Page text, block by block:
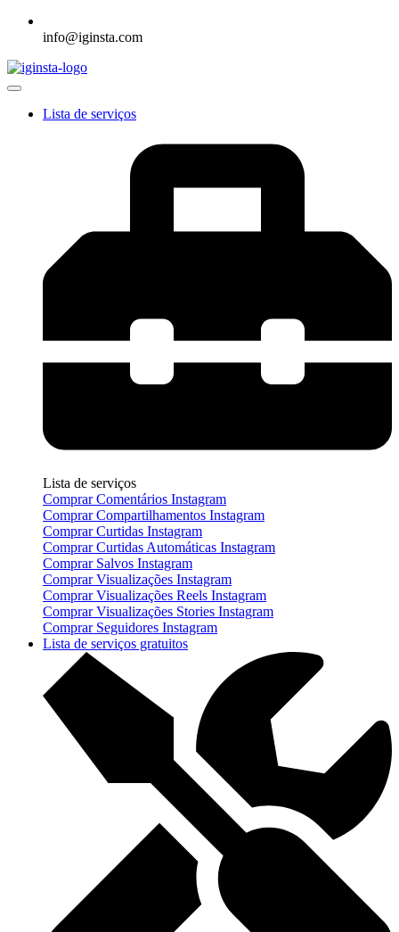
info@iginsta.com
Lista de serviços
Lista de serviços
Comprar Comentários Instagram
Comprar Compartilhamentos Instagram
Comprar Curtidas Instagram
Comprar Curtidas Automáticas Instagram
Comprar Salvos Instagram
Comprar Visualizações Instagram
Comprar Visualizações Reels Instagram
Comprar Visualizações Stories Instagram
Comprar Seguidores Instagram
Lista de serviços gratuitos